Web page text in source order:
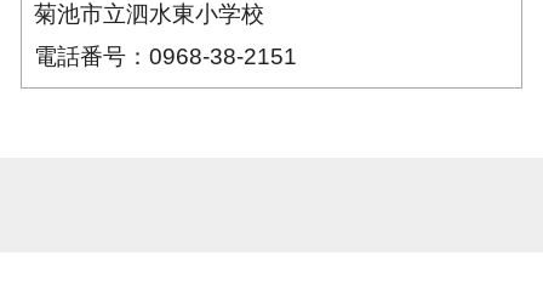
菊池市立泗水東小学校
電話番号：0968-38-2151